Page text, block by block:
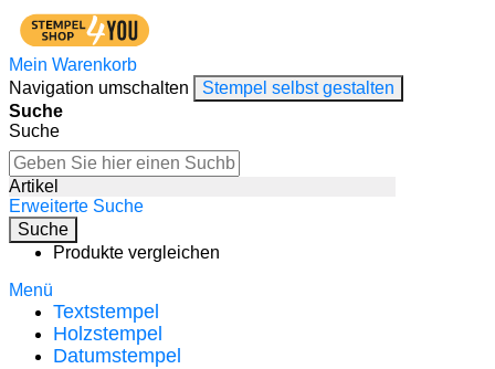
Mein Warenkorb
Navigation umschalten
Stempel selbst gestalten
Suche
Suche
Artikel
Erweiterte Suche
Suche
Produkte vergleichen
Menü
Textstempel
Holzstempel
Datumstempel